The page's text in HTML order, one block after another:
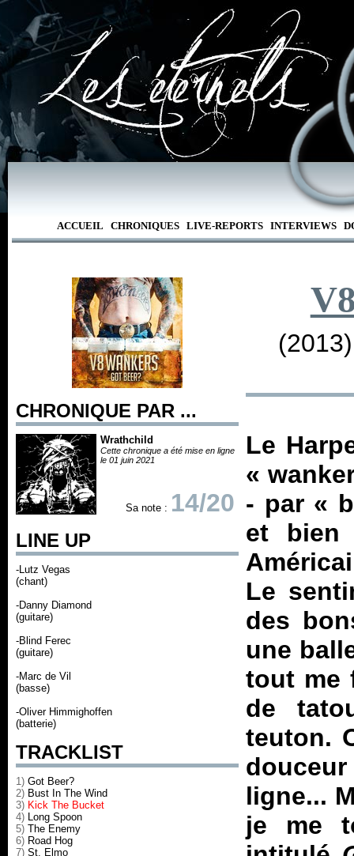
ACCUEIL CHRONIQUES LIVE-REPORTS INTERVIEWS
CHRONIQUE PAR ...
Wrathchild
Cette chronique a été mise en ligne
le 01 juin 2021
Sa note : 14/20
LINE UP
-Lutz Vegas
(chant)
-Danny Diamond
(guitare)
-Blind Ferec
(guitare)
-Marc de Vil
(basse)
-Oliver Himmighoffen
(batterie)
TRACKLIST
1) Got Beer?
2) Bust In The Wind
3) Kick The Bucket
4) Long Spoon
5) The Enemy
6) Road Hog
7) St. Elmo
Le
«
- par «
et bien
Le
des
une
tout me
de
teuton.
ligne...
je me